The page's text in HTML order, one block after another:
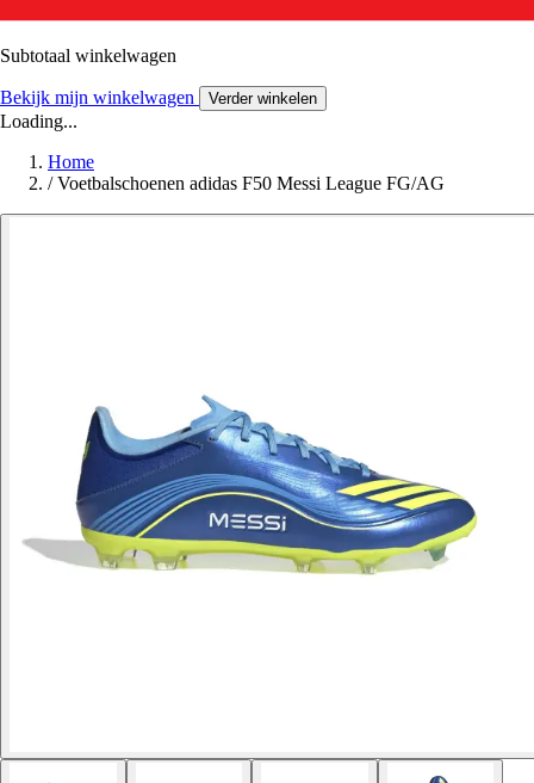
Subtotaal winkelwagen
Bekijk mijn winkelwagen Verder winkelen
Loading...
Home
/ Voetbalschoenen adidas F50 Messi League FG/AG